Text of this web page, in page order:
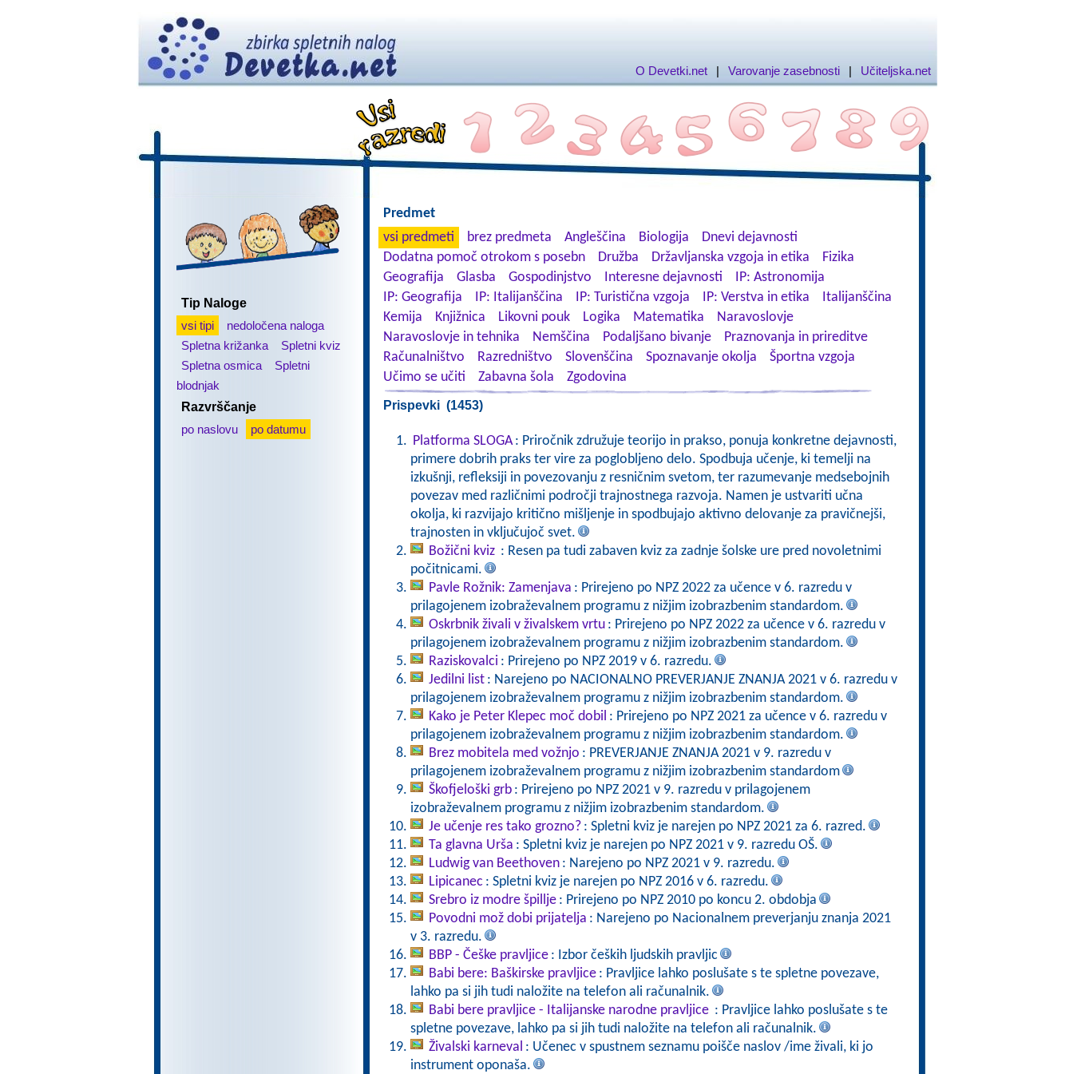
O Devetki.net | Varovanje zasebnosti | Učiteljska.net
Tip Naloge
vsi tipi
nedoločena naloga
Spletna križanka
Spletni kviz
Spletna osmica
Spletni
blodnjak
Razvrščanje
po naslovu
po datumu
Predmet
vsi predmeti
brez predmeta Angleščina Biologija
Dnevi dejavnosti
Dodatna pomoč otrokom s posebn
Družba Državljanska vzgoja in etika
Fizika
Geografija
Glasba Gospodinjstvo Interesne dejavnosti
IP: Astronomija
IP: Geografija
IP: Italijanščina IP: Turistična vzgoja IP: Verstva in etika
Italijanščina
Kemija
Knjižnica Likovni pouk Logika Matematika
Naravoslovje
Naravoslovje in tehnika
Nemščina Podaljšano bivanje
Praznovanja in prireditve
Računalništvo
Razredništvo Slovenščina Spoznavanje okolja
Športna vzgoja
Učimo se učiti
Zabavna šola Zgodovina
Prispevki (1453)
Platforma SLOGA : Priročnik združuje teorijo in prakso, ponuja konkretne dejavnosti,
primere dobrih praks ter vire za poglobljeno delo. Spodbuja učenje, ki temelji na
izkušnji, refleksiji in povezovanju z resničnim svetom, ter razumevanje medsebojnih
povezav med različnimi področji trajnostnega razvoja. Namen je ustvariti učna
okolja, ki razvijajo kritično mišljenje in spodbujajo aktivno delovanje za pravičnejši,
trajnosten in vključujoč svet.
Božični kviz : Resen pa tudi zabaven kviz za zadnje šolske ure pred novoletnimi
počitnicami.
Pavle Rožnik: Zamenjava : Prirejeno po NPZ 2022 za učence v 6. razredu v
prilagojenem izobraževalnem programu z nižjim izobrazbenim standardom.
Oskrbnik živali v živalskem vrtu : Prirejeno po NPZ 2022 za učence v 6. razredu v
prilagojenem izobraževalnem programu z nižjim izobrazbenim standardom.
Raziskovalci : Prirejeno po NPZ 2019 v 6. razredu.
Jedilni list : Narejeno po NACIONALNO PREVERJANJE ZNANJA 2021 v 6. razredu v
prilagojenem izobraževalnem programu z nižjim izobrazbenim standardom.
Kako je Peter Klepec moč dobil : Prirejeno po NPZ 2021 za učence v 6. razredu v
prilagojenem izobraževalnem programu z nižjim izobrazbenim standardom.
Brez mobitela med vožnjo : PREVERJANJE ZNANJA 2021 v 9. razredu v
prilagojenem izobraževalnem programu z nižjim izobrazbenim standardom
Škofjeloški grb : Prirejeno po NPZ 2021 v 9. razredu v prilagojenem
izobraževalnem programu z nižjim izobrazbenim standardom.
Je učenje res tako grozno? : Spletni kviz je narejen po NPZ 2021 za 6. razred.
Ta glavna Urša : Spletni kviz je narejen po NPZ 2021 v 9. razredu OŠ.
Ludwig van Beethoven : Narejeno po NPZ 2021 v 9. razredu.
Lipicanec : Spletni kviz je narejen po NPZ 2016 v 6. razredu.
Srebro iz modre špillje : Prirejeno po NPZ 2010 po koncu 2. obdobja
Povodni mož dobi prijatelja : Narejeno po Nacionalnem preverjanju znanja 2021
v 3. razredu.
BBP - Češke pravljice : Izbor čeških ljudskih pravljic
Babi bere: Baškirske pravljice : Pravljice lahko poslušate s te spletne povezave,
lahko pa si jih tudi naložite na telefon ali računalnik.
Babi bere pravljice - Italijanske narodne pravljice : Pravljice lahko poslušate s te
spletne povezave, lahko pa si jih tudi naložite na telefon ali računalnik.
Živalski karneval : Učenec v spustnem seznamu poišče naslov /ime živali, ki jo
instrument oponaša.